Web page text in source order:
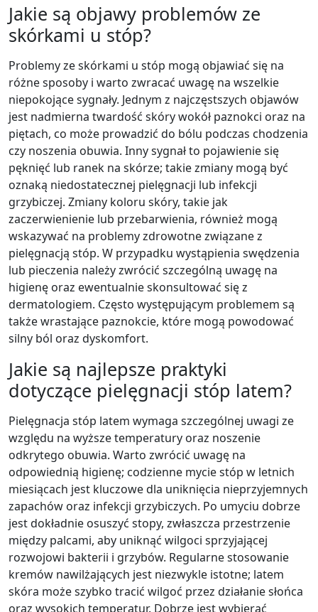
Jakie są objawy problemów ze
skórkami u stóp?
Problemy ze skórkami u stóp mogą objawiać się na
różne sposoby i warto zwracać uwagę na wszelkie
niepokojące sygnały. Jednym z najczęstszych objawów
jest nadmierna twardość skóry wokół paznokci oraz na
piętach, co może prowadzić do bólu podczas chodzenia
czy noszenia obuwia. Inny sygnał to pojawienie się
pęknięć lub ranek na skórze; takie zmiany mogą być
oznaką niedostatecznej pielęgnacji lub infekcji
grzybiczej. Zmiany koloru skóry, takie jak
zaczerwienienie lub przebarwienia, również mogą
wskazywać na problemy zdrowotne związane z
pielęgnacją stóp. W przypadku wystąpienia swędzenia
lub pieczenia należy zwrócić szczególną uwagę na
higienę oraz ewentualnie skonsultować się z
dermatologiem. Często występującym problemem są
także wrastające paznokcie, które mogą powodować
silny ból oraz dyskomfort.
Jakie są najlepsze praktyki
dotyczące pielęgnacji stóp latem?
Pielęgnacja stóp latem wymaga szczególnej uwagi ze
względu na wyższe temperatury oraz noszenie
odkrytego obuwia. Warto zwrócić uwagę na
odpowiednią higienę; codzienne mycie stóp w letnich
miesiącach jest kluczowe dla uniknięcia nieprzyjemnych
zapachów oraz infekcji grzybiczych. Po umyciu dobrze
jest dokładnie osuszyć stopy, zwłaszcza przestrzenie
między palcami, aby uniknąć wilgoci sprzyjającej
rozwojowi bakterii i grzybów. Regularne stosowanie
kremów nawilżających jest niezwykle istotne; latem
skóra może szybko tracić wilgoć przez działanie słońca
oraz wysokich temperatur. Dobrze jest wybierać